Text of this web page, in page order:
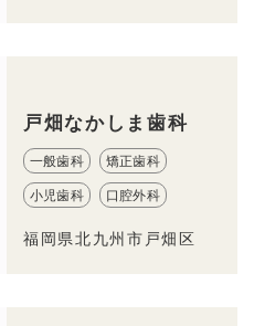
戸畑なかしま歯科
一般歯科 矯正歯科
小児歯科 口腔外科
福岡県北九州市戸畑区